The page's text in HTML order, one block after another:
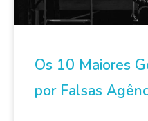
Os 10 Maiores
por Falsas